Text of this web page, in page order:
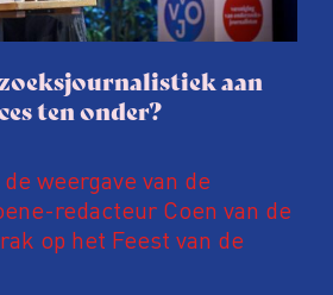
aan
ten onder?
weergave van de
redacteur Coen van de
op het Feest van de